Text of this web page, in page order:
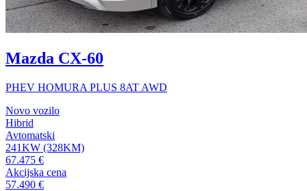
Mazda CX-60
PHEV HOMURA PLUS 8AT AWD
Novo vozilo
Hibrid
Avtomatski
241KW (328KM)
67.475 €
Akcijska cena
57.490 €